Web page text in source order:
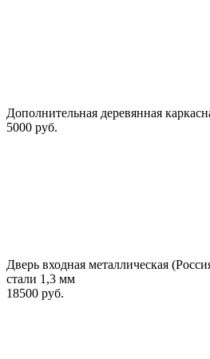
Дополнительная деревянная
5000 руб.
Дверь входная металлическая
стали 1,3 мм
18500 руб.